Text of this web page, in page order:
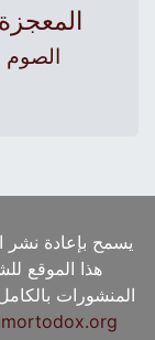
المعجزة
الصوم
يسمح بإعادة نشر
هذا الموقع
المنشورات